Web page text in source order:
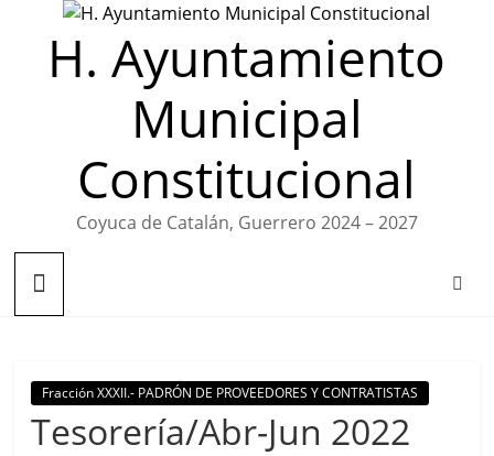
contenidoH. Ayuntamiento
Municipal
Constitucional
Coyuca de Catalán, Guerrero 2024 – 2027
Fracción XXXII.- PADRÓN DE PROVEEDORES Y CONTRATISTAS
Tesorería/Abr-Jun 2022